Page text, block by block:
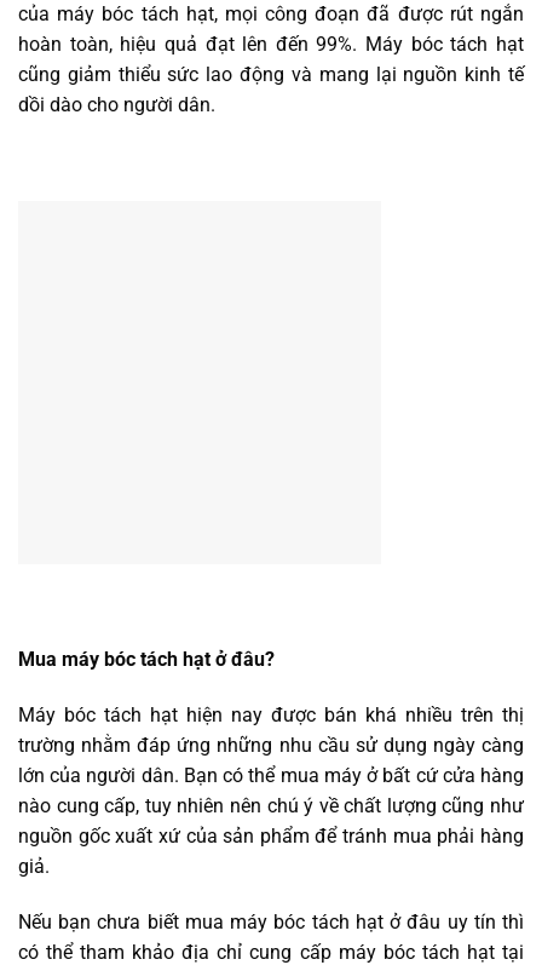
của máy bóc tách hạt, mọi công đoạn đã được rút ngắn
hoàn toàn, hiệu quả đạt lên đến 99%. Máy bóc tách hạt
cũng giảm thiểu sức lao động và mang lại nguồn kinh tế
dồi dào cho người dân.
Mua máy bóc tách hạt ở đâu?
Máy bóc tách hạt hiện nay được bán khá nhiều trên thị
trường nhằm đáp ứng những nhu cầu sử dụng ngày càng
lớn của người dân. Bạn có thể mua máy ở bất cứ cửa hàng
nào cung cấp, tuy nhiên nên chú ý về chất lượng cũng như
nguồn gốc xuất xứ của sản phẩm để tránh mua phải hàng
giả.
Nếu bạn chưa biết mua máy bóc tách hạt ở đâu uy tín thì
có thể tham khảo địa chỉ cung cấp máy bóc tách hạt tại